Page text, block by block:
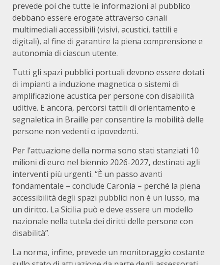
prevede poi che tutte le informazioni al pubblico
debbano essere erogate attraverso canali
multimediali accessibili (visivi, acustici, tattili e
digitali), al fine di garantire la piena comprensione e
autonomia di ciascun utente.
Tutti gli spazi pubblici portuali devono essere dotati
di impianti a induzione magnetica o sistemi di
amplificazione acustica per persone con disabilità
uditive. E ancora, percorsi tattili di orientamento e
segnaletica in Braille per consentire la mobilità delle
persone non vedenti o ipovedenti.
Per l’attuazione della norma sono stati stanziati 10
milioni di euro nel biennio 2026-2027, destinati agli
interventi più urgenti. “È un passo avanti
fondamentale – conclude Caronia – perché la piena
accessibilità degli spazi pubblici non è un lusso, ma
un diritto. La Sicilia può e deve essere un modello
nazionale nella tutela dei diritti delle persone con
disabilità”.
La norma, infine, prevede un monitoraggio costante